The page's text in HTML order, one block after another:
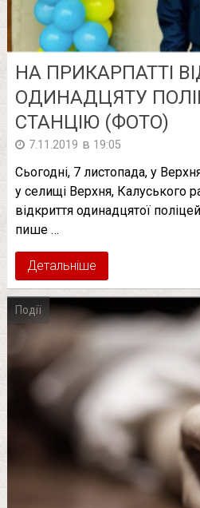
НА ПРИКАРПАТТІ
ОДИНАДЦЯТУ
СТАНЦІЮ (ФОТО)
7.11.2019 в 19:05
Сьогодні, 7 листопада, у
у селищі Верхня, Калуського
відкриття одинадцятої
пише …
Детальніше
Події